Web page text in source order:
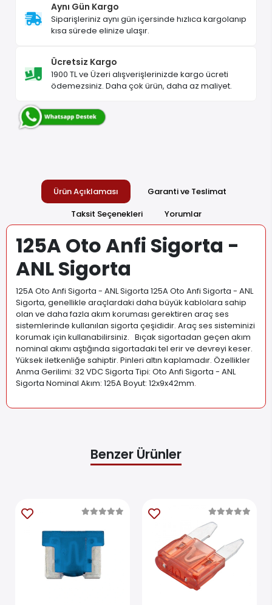
Aynı Gün Kargo
Siparişleriniz aynı gün içersinde hızlıca kargolanıp
kısa sürede elinize ulaşır.
Ücretsiz Kargo
1900 TL ve Üzeri alışverişlerinizde kargo ücreti
ödemezsiniz. Daha çok ürün, daha az maliyet.
Ürün Açıklaması
Garanti ve Teslimat
Taksit Seçenekleri
Yorumlar
125A Oto Anfi Sigorta -
ANL Sigorta
125A Oto Anfi Sigorta - ANL Sigorta 125A Oto Anfi Sigorta - ANL
Sigorta, genellikle araçlardaki daha büyük kablolara sahip
olan ve daha fazla akım koruması gerektiren araç ses
sistemlerinde kullanılan sigorta çeşididir. Araç ses sisteminizi
korumak için kullanabilirsiniz. Bıçak sigortadan geçen akım
nominal akımı aştığında sigortadaki tel erir ve devreyi keser.
Yüksek iletkenliğe sahiptir. Pinleri altın kaplamadır. Özellikler
Anma Gerilimi: 32 VDC Sigorta Tipi: Oto Anfi Sigorta - ANL
Sigorta Nominal Akım: 125A Boyut: 12x9x42mm.
Benzer Ürünler